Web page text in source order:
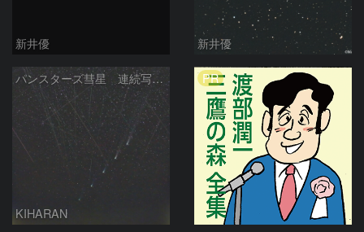
新井優 新井優
パンスターズ彗星 連続写真 再処理
KIHARAN
PR